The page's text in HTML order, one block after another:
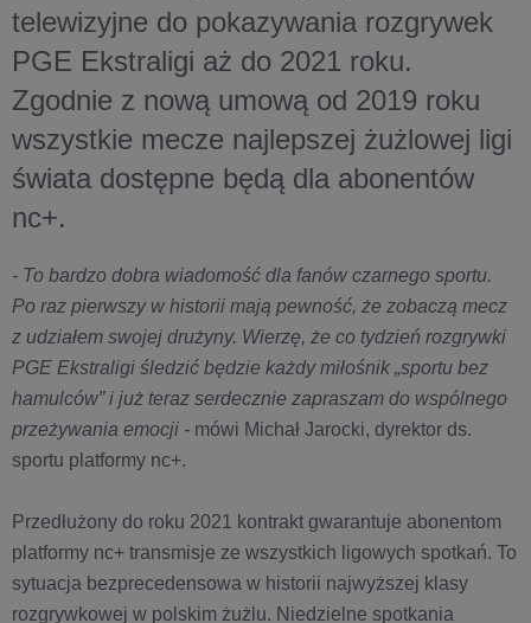
telewizyjne do pokazywania rozgrywek
PGE Ekstraligi aż do 2021 roku.
Zgodnie z nową umową od 2019 roku
wszystkie mecze najlepszej żużlowej ligi
świata dostępne będą dla abonentów
nc+.
- To bardzo dobra wiadomość dla fanów czarnego sportu.
Po raz pierwszy w historii mają pewność, że zobaczą mecz
z udziałem swojej drużyny. Wierzę, że co tydzień rozgrywki
PGE Ekstraligi śledzić będzie każdy miłośnik „sportu bez
hamulców” i już teraz serdecznie zapraszam do wspólnego
przeżywania emocji - mówi Michał Jarocki, dyrektor ds.
sportu platformy nc+.
Przedłużony do roku 2021 kontrakt gwarantuje abonentom
platformy nc+ transmisje ze wszystkich ligowych spotkań. To
sytuacja bezprecedensowa w historii najwyższej klasy
rozgrywkowej w polskim żużlu. Niedzielne spotkania